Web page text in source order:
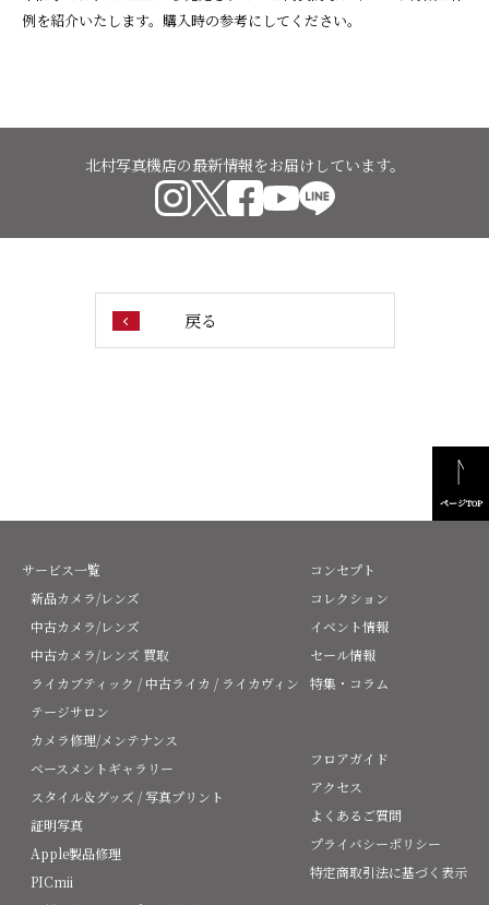
例を紹介いたします。購入時の参考にしてください。
北村写真機店の最新情報をお届けしています。
戻る
ページTOP
サービス一覧
新品カメラ/レンズ
中古カメラ/レンズ
中古カメラ/レンズ 買取
ライカブティック / 中古ライカ / ライカヴィン
テージサロン
カメラ修理/メンテナンス
ベースメントギャラリー
スタイル＆グッズ / 写真プリント
証明写真
Apple製品修理
PICmii
コンセプト
コレクション
イベント情報
セール情報
特集・コラム
フロアガイド
アクセス
よくあるご質問
プライバシーポリシー
特定商取引法に基づく表示